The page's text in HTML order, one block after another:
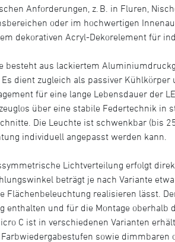
Anforderungen, z. B. in Fluren,
oder im hochwertigen
dekorativen Acryl-Dekorelement für
besteht aus lackiertem
dient zugleich als passiver
für eine lange Lebensdauer der
über eine stabile Federtechnik in
Die Leuchte ist schwenkbar (bis
individuell angepasst werden kann.
Lichtverteilung erfolgt
beträgt je nach Variante
Flächenbeleuchtung realisieren lässt.
enthalten und für die Montage oberhalb
C ist in verschiedenen Varianten
sowie dimmbaren